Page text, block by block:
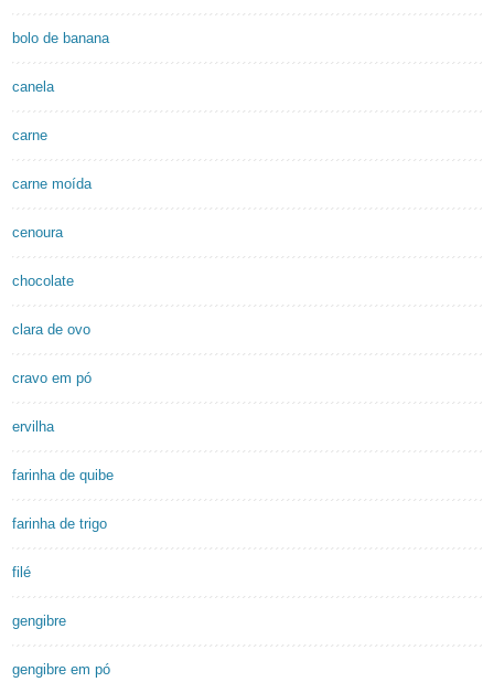
bolo de banana
canela
carne
carne moída
cenoura
chocolate
clara de ovo
cravo em pó
ervilha
farinha de quibe
farinha de trigo
filé
gengibre
gengibre em pó